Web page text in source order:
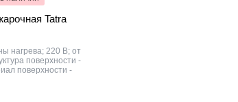
Tatra
нагрева; 220 В; от
поверхности -
поверхности -